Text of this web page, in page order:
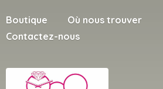
Boutique
Où nous trouver
Contactez-nous